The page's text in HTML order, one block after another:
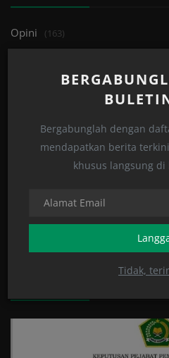
Bergabunglah dengan
mendapatkan berita
khusus langsung di
Tidak,
Opini (163)
Perspektif (159)
(1131)